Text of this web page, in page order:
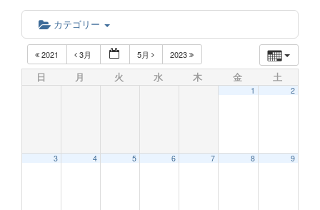
カテゴリー
2021 3月 5月 2023
日 月 火 水 木 金 土
1 2
3 4 5 6 7 8 9